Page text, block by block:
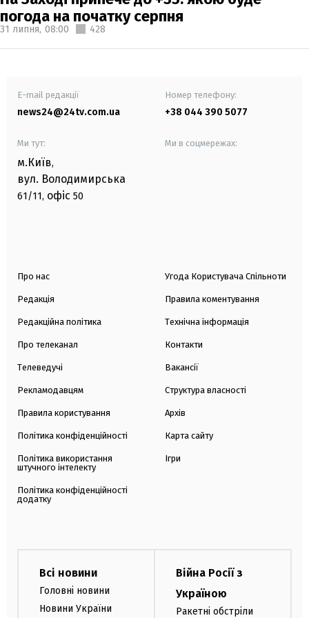
погода на початку серпня
31 липня, 08:00 428
E-mail редакції
news24@24tv.com.ua
Номер телефону:
+38 044 390 5077
Ми тут:
м.Київ,
вул. Володимирська
61/11, офіс 50
Ми в соцмережах:
Про нас
Редакція
Редакційна політика
Про телеканал
Телеведучі
Рекламодавцям
Правила користування
Політика конфіденційності
Політика використання
штучного інтелекту
Політика конфіденційності
додатку
Угода Користувача Спільноти
Правила коментування
Технічна інформація
Контакти
Вакансії
Структура власності
Архів
Карта сайту
Ігри
Всі новини
Головні новини
Новини України
Війна Росії з
Україною
Ракетні обстріли